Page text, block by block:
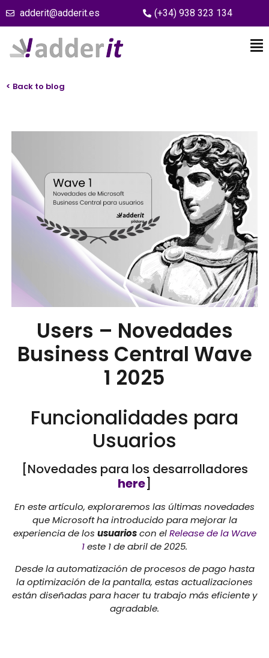
adderit@adderit.es (+34) 938 323 134
< Back to blog
Users – Novedades
Business Central Wave
1 2025
Funcionalidades para
Usuarios
[Novedades para los desarrolladores
here]
En este artículo, exploraremos las últimas novedades
que Microsoft ha introducido para mejorar la
experiencia de los usuarioscon elRelease de la Wave
1este 1 de abril de 2025.
Desde la automatización de procesos de pago hasta
la optimización de la pantalla, estas actualizaciones
están diseñadas para hacer tu trabajo más eficiente y
agradable.